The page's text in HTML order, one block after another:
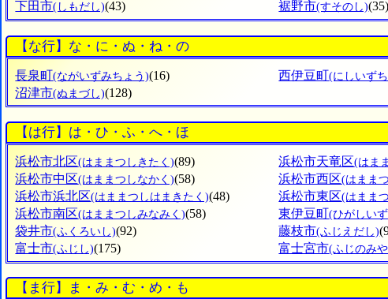
下田市(しもだし)(43) 裾野市(すそのし)
【な行】な・に・ぬ・ね・の
長泉町(ながいずみちょう)(16) 西伊豆町(にしいず
沼津市(ぬまづし)(128)
【は行】は・ひ・ふ・へ・ほ
浜松市北区(はままつしきたく)(89) 浜松市天竜区(はま
浜松市中区(はままつしなかく)(58) 浜松市西区(はまま
浜松市浜北区(はままつしはまきたく)(48) 浜松市東区(はまま
浜松市南区(はままつしみなみく)(58) 東伊豆町(ひがしい
袋井市(ふくろいし)(92) 藤枝市(ふじえだし)
富士市(ふじし)(175) 富士宮市(ふじのみ
【ま行】ま・み・む・め・も